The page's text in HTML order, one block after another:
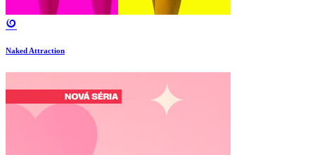
Naked Attraction